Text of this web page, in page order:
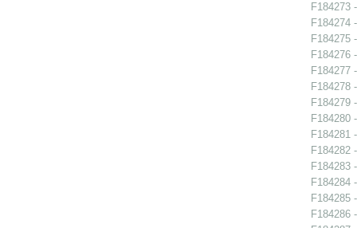
F184273
F184274
F184275
F184276
F184277
F184278
F184279
F184280
F184281
F184282
F184283
F184284
F184285
F184286